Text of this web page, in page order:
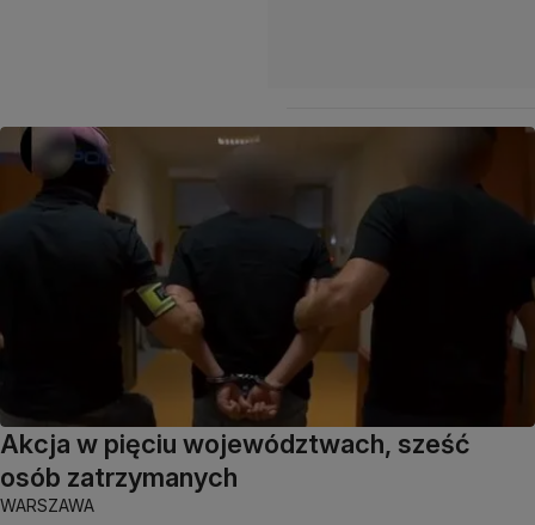
Akcja w pięciu województwach, sześć
osób zatrzymanych
WARSZAWA